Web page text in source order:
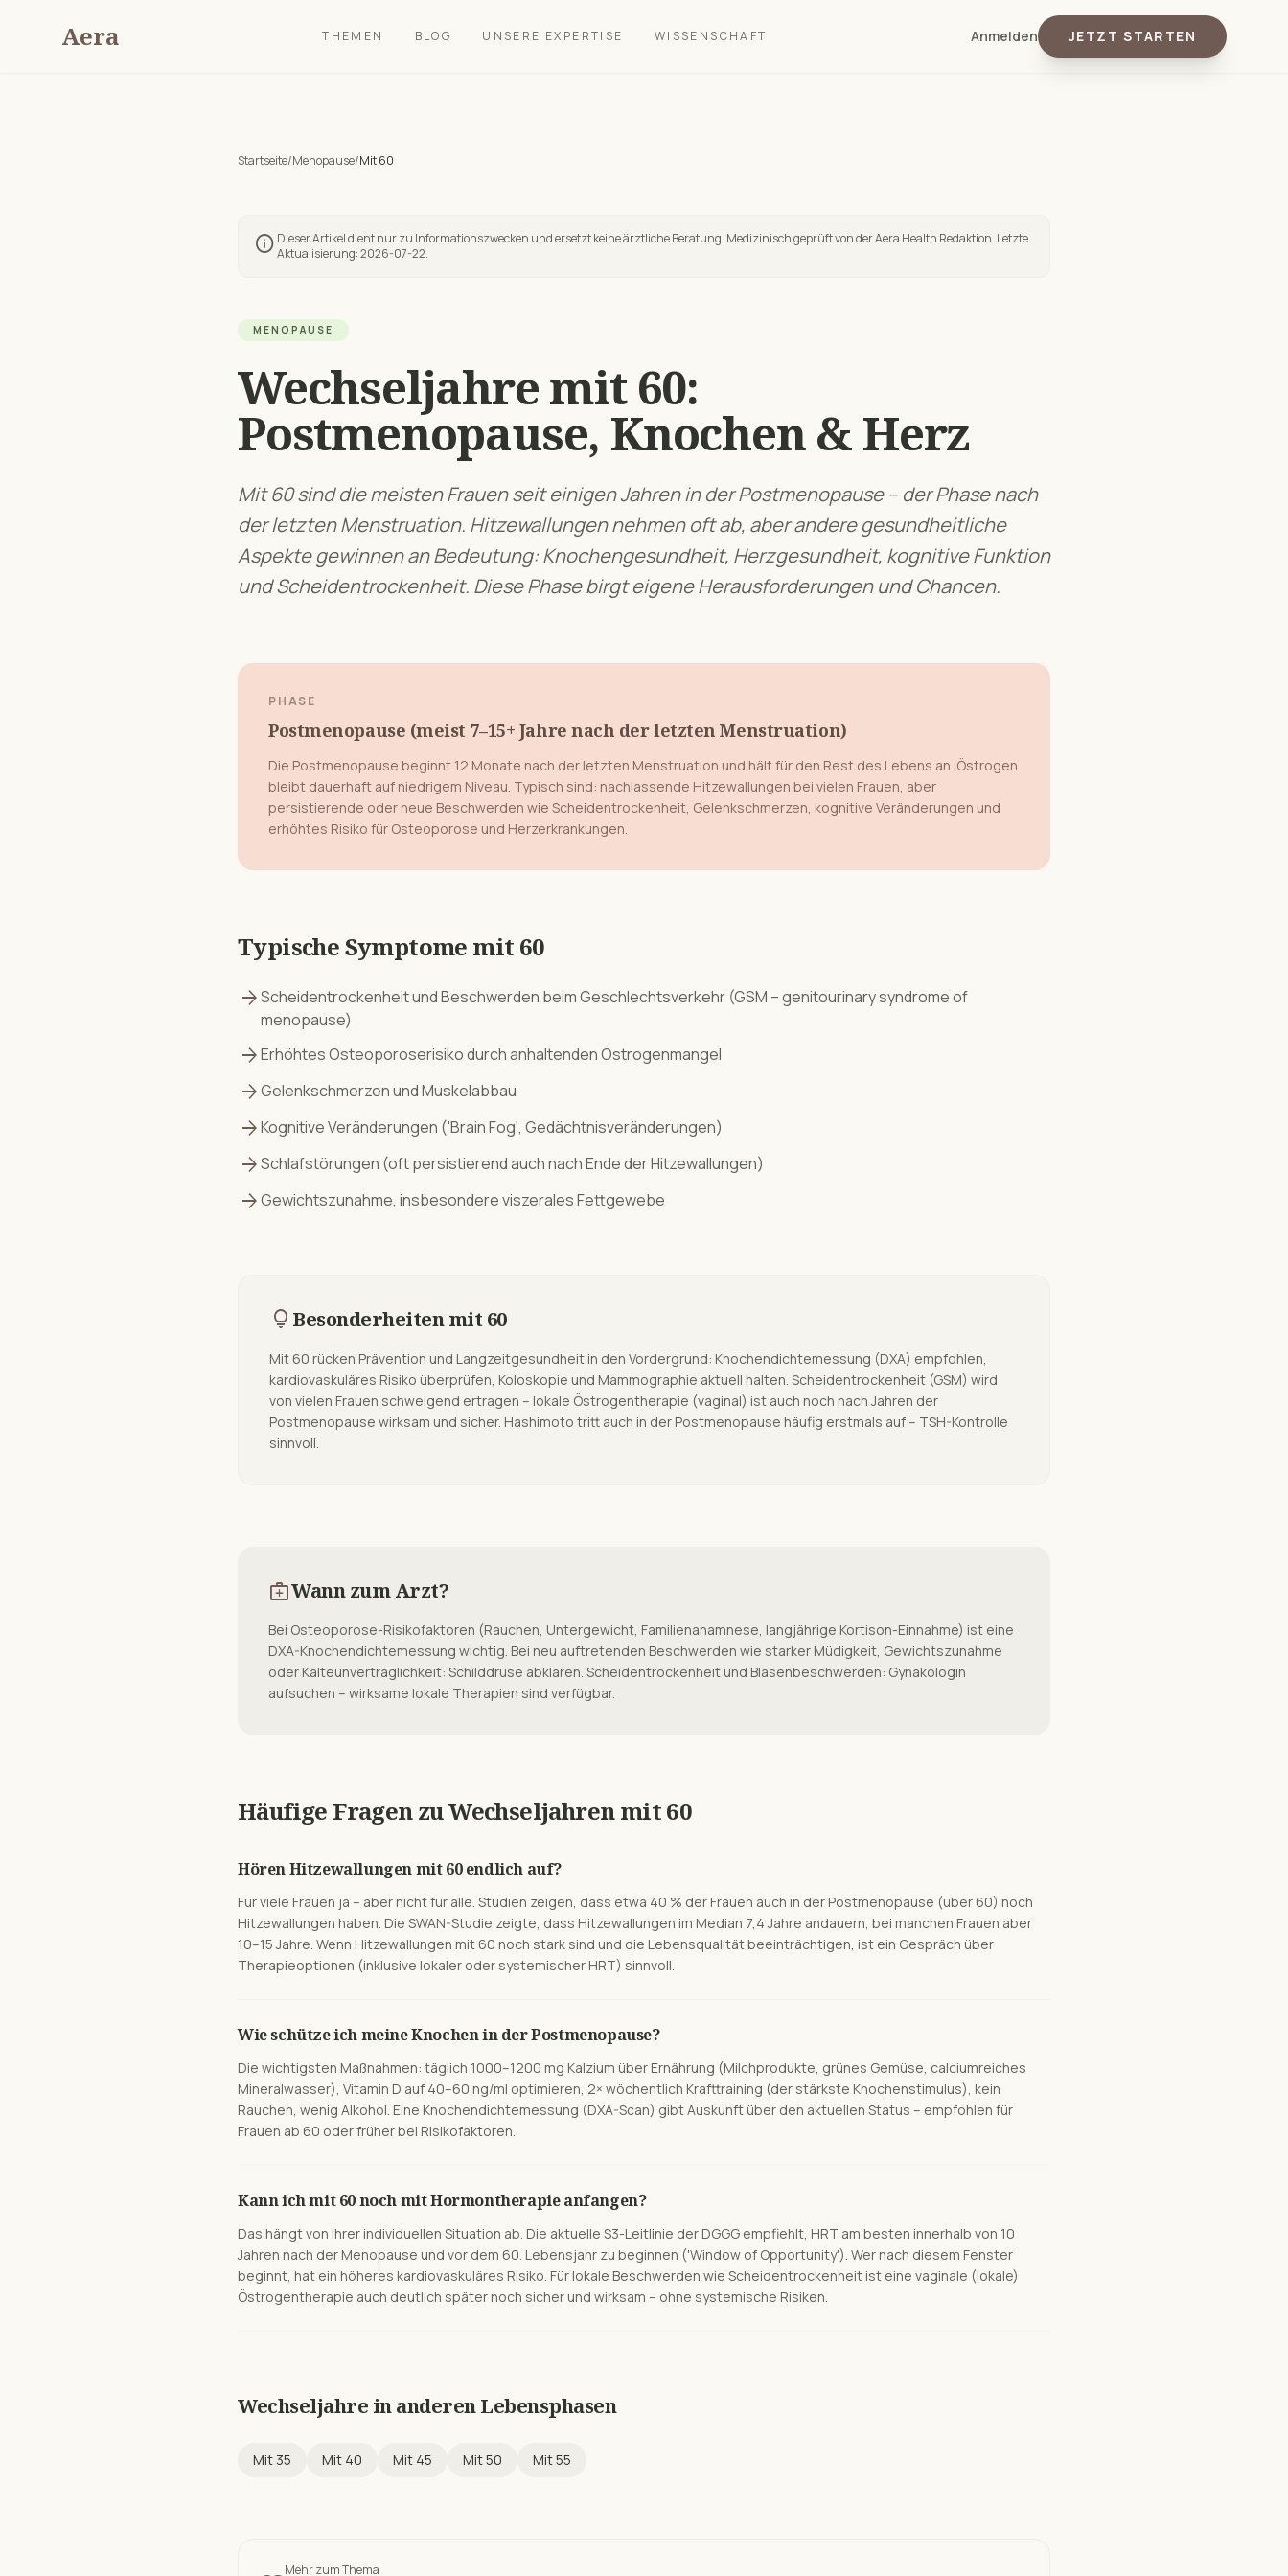
Aera THEMEN BLOG UNSERE EXPERTISE WISSENSCHAFT Anmelden JETZT STARTEN
Startseite/Menopause/Mit60
info Dieser Artikel dient nur zu Informationszwecken und ersetzt keine ärztliche Beratung. Medizinisch geprüft von der Aera Health Redaktion. Letzte
Aktualisierung:2026-07-22.
MENOPAUSE
Wechseljahre mit 60:
Postmenopause, Knochen & Herz
Mit 60 sind die meisten Frauen seit einigen Jahren in der Postmenopause – der Phase nach
der letzten Menstruation. Hitzewallungen nehmen oft ab, aber andere gesundheitliche
Aspekte gewinnen an Bedeutung: Knochengesundheit, Herzgesundheit, kognitive Funktion
und Scheidentrockenheit. Diese Phase birgt eigene Herausforderungen und Chancen.
PHASE
Postmenopause (meist 7–15+ Jahre nach der letzten Menstruation)
Die Postmenopause beginnt 12 Monate nach der letzten Menstruation und hält für den Rest des Lebens an. Östrogen
bleibt dauerhaft auf niedrigem Niveau. Typisch sind: nachlassende Hitzewallungen bei vielen Frauen, aber
persistierende oder neue Beschwerden wie Scheidentrockenheit, Gelenkschmerzen, kognitive Veränderungen und
erhöhtes Risiko für Osteoporose und Herzerkrankungen.
Typische Symptome mit 60
arrow_forwardScheidentrockenheit und Beschwerden beim Geschlechtsverkehr (GSM – genitourinary syndrome of
menopause)
arrow_forwardErhöhtes Osteoporoserisiko durch anhaltenden Östrogenmangel
arrow_forwardGelenkschmerzen und Muskelabbau
arrow_forwardKognitive Veränderungen ('Brain Fog', Gedächtnisveränderungen)
arrow_forwardSchlafstörungen (oft persistierend auch nach Ende der Hitzewallungen)
arrow_forwardGewichtszunahme, insbesondere viszerales Fettgewebe
lightbulb Besonderheiten mit60
Mit 60 rücken Prävention und Langzeitgesundheit in den Vordergrund: Knochendichtemessung (DXA) empfohlen,
kardiovaskuläres Risiko überprüfen, Koloskopie und Mammographie aktuell halten. Scheidentrockenheit (GSM) wird
von vielen Frauen schweigend ertragen – lokale Östrogentherapie (vaginal) ist auch noch nach Jahren der
Postmenopause wirksam und sicher. Hashimoto tritt auch in der Postmenopause häufig erstmals auf – TSH-Kontrolle
sinnvoll.
medical_servicesWann zum Arzt?
Bei Osteoporose-Risikofaktoren (Rauchen, Untergewicht, Familienanamnese, langjährige Kortison-Einnahme) ist eine
DXA-Knochendichtemessung wichtig. Bei neu auftretenden Beschwerden wie starker Müdigkeit, Gewichtszunahme
oder Kälteunverträglichkeit: Schilddrüse abklären. Scheidentrockenheit und Blasenbeschwerden: Gynäkologin
aufsuchen – wirksame lokale Therapien sind verfügbar.
Häufige Fragen zu Wechseljahren mit60
Hören Hitzewallungen mit 60 endlich auf?
Für viele Frauen ja – aber nicht für alle. Studien zeigen, dass etwa 40 % der Frauen auch in der Postmenopause (über 60) noch
Hitzewallungen haben. Die SWAN-Studie zeigte, dass Hitzewallungen im Median 7,4 Jahre andauern, bei manchen Frauen aber
10–15 Jahre. Wenn Hitzewallungen mit 60 noch stark sind und die Lebensqualität beeinträchtigen, ist ein Gespräch über
Therapieoptionen (inklusive lokaler oder systemischer HRT) sinnvoll.
Wie schütze ich meine Knochen in der Postmenopause?
Die wichtigsten Maßnahmen: täglich 1000–1200 mg Kalzium über Ernährung (Milchprodukte, grünes Gemüse, calciumreiches
Mineralwasser), Vitamin D auf 40–60 ng/ml optimieren, 2× wöchentlich Krafttraining (der stärkste Knochenstimulus), kein
Rauchen, wenig Alkohol. Eine Knochendichtemessung (DXA-Scan) gibt Auskunft über den aktuellen Status – empfohlen für
Frauen ab 60 oder früher bei Risikofaktoren.
Kann ich mit 60 noch mit Hormontherapie anfangen?
Das hängt von Ihrer individuellen Situation ab. Die aktuelle S3-Leitlinie der DGGG empfiehlt, HRT am besten innerhalb von 10
Jahren nach der Menopause und vor dem 60. Lebensjahr zu beginnen ('Window of Opportunity'). Wer nach diesem Fenster
beginnt, hat ein höheres kardiovaskuläres Risiko. Für lokale Beschwerden wie Scheidentrockenheit ist eine vaginale (lokale)
Östrogentherapie auch deutlich später noch sicher und wirksam – ohne systemische Risiken.
Wechseljahre in anderen Lebensphasen
Mit 35 Mit 40 Mit 45 Mit50 Mit55
Mehr zum Thema